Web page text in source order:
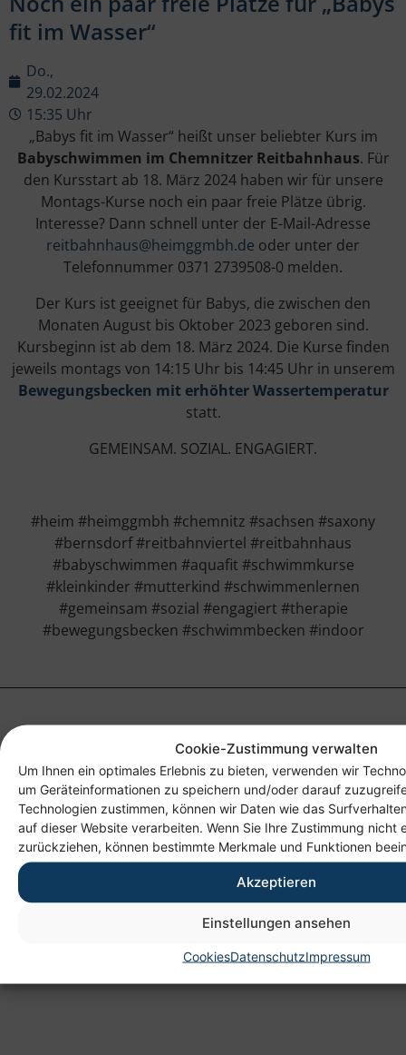
Cookie-Zustimmung verwalten
Um Ihnen ein optimales Erlebnis zu bieten, verwenden wir
um Geräteinformationen zu speichern und/oder darauf
Technologien zustimmen, können wir Daten wie das
auf dieser Website verarbeiten. Wenn Sie Ihre Zustimmung nicht
zurückziehen, können bestimmte Merkmale und Funktionen
Akzeptieren
Einstellungen ansehen
CookiesDatenschutzImpressum
fit im Wasser“
Do.,
29.02.2024
15:35 Uhr
„Babys fit im Wasser“ heißt unser beliebter Kurs im
Babyschwimmen im Chemnitzer Reitbahnhaus. Für
den Kursstart ab 18. März 2024 haben wir für unsere
Montags-Kurse noch ein paar freie Plätze übrig.
Interesse? Dann schnell unter der E-Mail-Adresse
reitbahnhaus@heimggmbh.de oder unter der
Telefonnummer 0371 2739508-0 melden.
Der Kurs ist geeignet für Babys, die zwischen den
Monaten August bis Oktober 2023 geboren sind.
Kursbeginn ist ab dem 18. März 2024. Die Kurse finden
jeweils montags von 14:15 Uhr bis 14:45 Uhr in unserem
Bewegungsbecken mit erhöhter Wassertemperatur
statt.
GEMEINSAM. SOZIAL. ENGAGIERT.
#heim #heimggmbh #chemnitz #sachsen #saxony
#bernsdorf #reitbahnviertel #reitbahnhaus
#babyschwimmen #aquafit #schwimmkurse
#kleinkinder #mutterkind #schwimmenlernen
#gemeinsam #sozial #engagiert #therapie
#bewegungsbecken #schwimmbecken #indoor
Anschrift
Heim gemeinnützige GmbH
Lichtenauer Weg 1